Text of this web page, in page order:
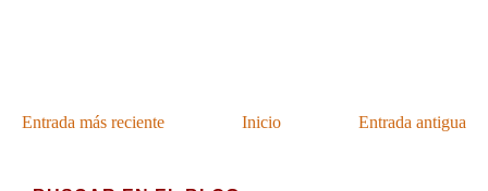
Entrada más reciente Entrada antigua
Inicio